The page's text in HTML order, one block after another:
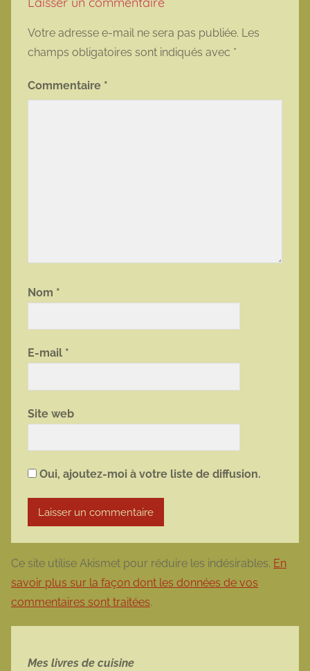
Votre adresse e-mail ne sera pas publiée. Les
champs obligatoires sont indiqués avec *
Commentaire *
Nom *
E-mail *
Site web
Oui, ajoutez-moi à votre liste de diffusion.
Ce site utilise Akismet pour réduire les indésirables. En
savoir plus sur la façon dont les données de vos
commentaires sont traitées.
Mes livres de cuisine